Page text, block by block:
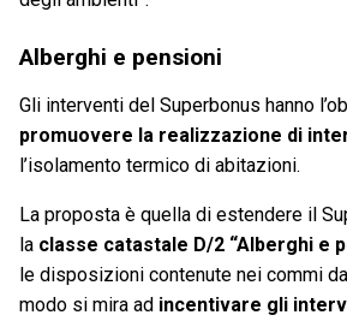
Alberghi e pensioni
Gli interventi del Superbonus hanno
promuovere la realizzazione di
l’isolamento termico di abitazioni.
La proposta è quella di estendere il
la classe catastale D/2 “Alberghi e
le disposizioni contenute nei commi
modo si mira ad incentivare gli